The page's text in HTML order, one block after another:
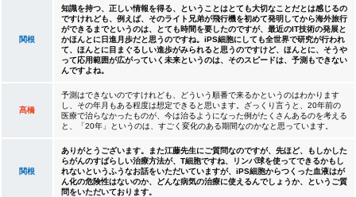
関根
知識を持つ、正しい情報を得る、ということはとても大切なことだとは感じるの
ですけれども、例えば、そのライト兄弟が飛行機を初めて発明してから海外旅行
ができるまでというのは、とても時間を要したのですが、最近のIT技術の発展と
かほんとに日進月歩だと思うのですね。iPS細胞にしても全世界で研究が行われ
て、ほんとに目まぐるしい進歩がみられると思うのですけど、ほんとに、そうや
って応用範囲が広がっていく未来というのは、そのスピードは、予測もできない
んですよね。
髙橋
予測はできないのですけれども、どういう順番で来るかというのはわかります
し、その年月もある程度は想定できると思います。ざっくり言うと、20年前の
医療で治らなかったものが、今は治るようになった例がたくさんあるのを考える
と、「20年」というのは、すごく変化のある期間なのかなと思っています。
関根
ありがとうございます。また江藤先生にご質問なのですが、先ほど、もしかした
らがんのすばらしい治療方法が、T細胞ですね、リンパ球を使ってできるかもし
れないというふうなお話をいただいていますが、iPS細胞からつくった血液はが
ん化の危険性はないのか、どんな病気の治療に使えるんでしょうか、というご質
問をいただいております。